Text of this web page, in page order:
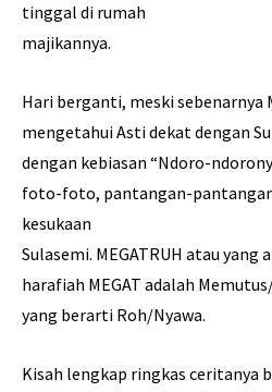
tinggal di rumah
majikannya.
Hari berganti, meski sebenarnya
mengetahui Asti dekat dengan
dengan kebiasan “Ndoro-
foto-foto, pantangan-
kesukaan
Sulasemi. MEGATRUH atau yang
harafiah MEGAT adalah
yang berarti Roh/Nyawa.
Kisah lengkap ringkas ceritanya